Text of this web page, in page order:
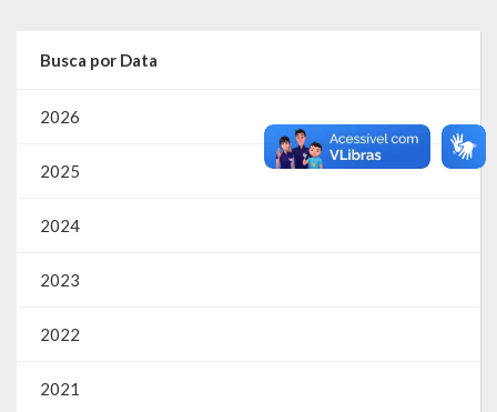
Busca por Data
2026
2025
2024
2023
2022
2021